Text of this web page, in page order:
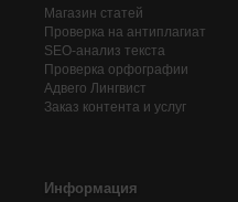
Магазин статей
Проверка на антиплагиат
SEO-анализ текста
Проверка орфографии
Адвего Лингвист
Заказ контента и услуг
Информация